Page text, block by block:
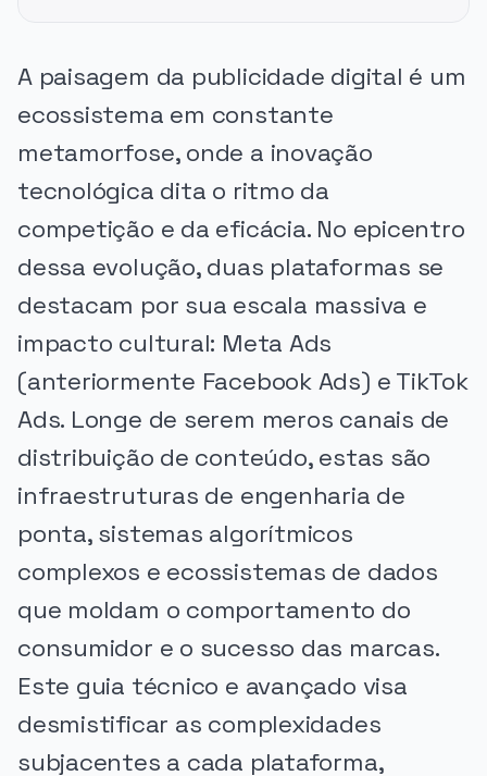
A paisagem da publicidade digital é um
ecossistema em constante
metamorfose, onde a inovação
tecnológica dita o ritmo da
competição e da eficácia. No epicentro
dessa evolução, duas plataformas se
destacam por sua escala massiva e
impacto cultural: Meta Ads
(anteriormente Facebook Ads) e TikTok
Ads. Longe de serem meros canais de
distribuição de conteúdo, estas são
infraestruturas de engenharia de
ponta, sistemas algorítmicos
complexos e ecossistemas de dados
que moldam o comportamento do
consumidor e o sucesso das marcas.
Este guia técnico e avançado visa
desmistificar as complexidades
subjacentes a cada plataforma,